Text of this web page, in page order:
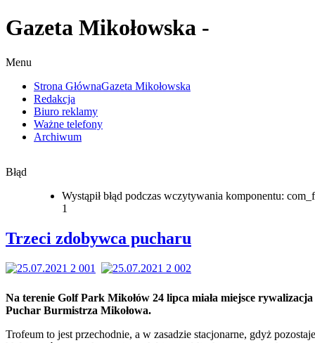
Gazeta Mikołowska -
Menu
Strona GłównaGazeta Mikołowska
Redakcja
Biuro reklamy
Ważne telefony
Archiwum
Błąd
Wystąpił błąd podczas wczytywania komponentu:
1
Trzeci zdobywca pucharu
Na terenie Golf Park Mikołów 24 lipca miała miejsce rywalizacja
Puchar Burmistrza Mikołowa.
Trofeum to jest przechodnie, a w zasadzie stacjonarne, gdyż